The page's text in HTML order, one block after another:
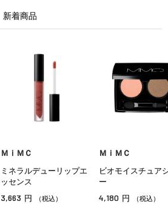
新着商品
ＭｉＭＣ
ミネラルデューリップエ
ッセンス
3,663 円 （税込）
ＭｉＭＣ
ビオモイスチュア
ー
4,180 円 （税込）